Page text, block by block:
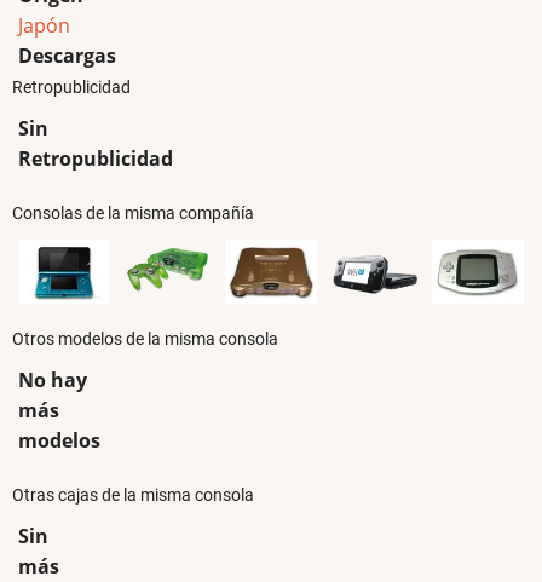
Japón
Descargas
Retropublicidad
Sin
Retropublicidad
Consolas de la misma compañía
Otros modelos de la misma consola
No hay
más
modelos
Otras cajas de la misma consola
Sin
más